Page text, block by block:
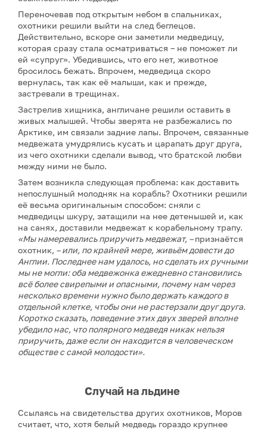
Переночевав под открытым небом в спальниках,
охотники решили выйти на след беглецов.
Действительно, вскоре они заметили медведицу,
которая сразу стала осматриваться – не поможет ли
ей «супруг». Убедившись, что его нет, животное
бросилось бежать. Впрочем, медведица скоро
вернулась, так как её малыши, как и прежде,
застревали в трещинах.
Застрелив хищника, англичане решили оставить в
живых малышей. Чтобы зверята не разбежались по
Арктике, им связали задние лапы. Впрочем, связанные
медвежата умудрялись кусать и царапать друг друга,
из чего охотники сделали вывод, что братской любви
между ними не было.
Затем возникла следующая проблема: как доставить
непослушный молодняк на корабль? Охотники решили
её весьма оригинальным способом: сняли с
медведицы шкуру, затащили на нее детенышей и, как
на санях, доставили медвежат к корабельному трапу.
«Мы намеревались приручить медвежат, –признаётся
охотник, –или, по крайней мере, живьём довести до
Англии. Последнее нам удалось, но сделать их ручными
мы не могли: оба медвежонка ежедневно становились
всё более свирепыми и опасными, почему нам через
несколько времени нужно было держать каждого в
отдельной клетке, чтобы они не растерзали друг друга.
Коротко сказать, поведение этих двух зверей вполне
убедило нас, что полярного медведя никак нельзя
приручить, даже если он находится в человеческом
обществе с самой молодости».
Случай на льдине
Ссылаясь на свидетельства других охотников, Моров
считает, что, хотя белый медведь гораздо крупнее